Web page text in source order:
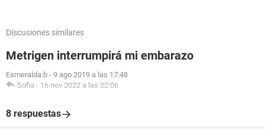
Discusiones similares
Metrigen interrumpirá mi embarazo
Esmeralda.b - 9 ago 2019 a las 17:48
Sofia - 16 nov 2022 a las 22:06
8 respuestas